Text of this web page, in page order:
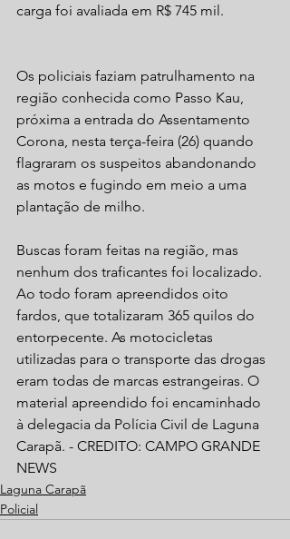
carga foi avaliada em R$ 745 mil.
Os policiais faziam patrulhamento na
região conhecida como Passo Kau,
próxima a entrada do Assentamento
Corona, nesta terça-feira (26) quando
flagraram os suspeitos abandonando
as motos e fugindo em meio a uma
plantação de milho.
Buscas foram feitas na região, mas
nenhum dos traficantes foi localizado.
Ao todo foram apreendidos oito
fardos, que totalizaram 365 quilos do
entorpecente. As motocicletas
utilizadas para o transporte das drogas
eram todas de marcas estrangeiras. O
material apreendido foi encaminhado
à delegacia da Polícia Civil de Laguna
Carapã. - CREDITO: CAMPO GRANDE
NEWS
Laguna Carapã
Policial